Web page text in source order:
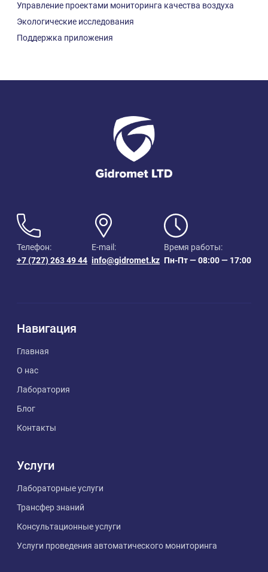
Управление проектами мониторинга качества воздуха
Экологические исследования
Поддержка приложения
Телефон:
+7 (727) 263 49 44
E-mail:
info@gidromet.kz
Время работы:
Пн-Пт — 08:00 — 17:00
Навигация
Главная
О нас
Лаборатория
Блог
Контакты
Услуги
Лабораторные услуги
Трансфер знаний
Консультационные услуги
Услуги проведения автоматического мониторинга